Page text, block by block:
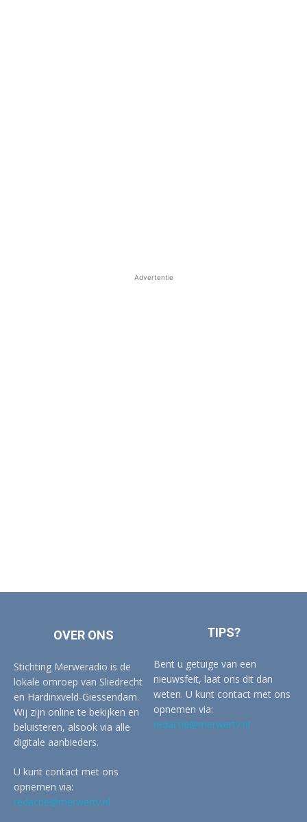
Advertentie
OVER ONS
Stichting Merweradio is de
lokale omroep van Sliedrecht
en Hardinxveld-Giessendam.
Wij zijn online te bekijken en
beluisteren, alsook via alle
digitale aanbieders.
U kunt contact met ons
opnemen via:
redactie@merwertv.nl
TIPS?
Bent u getuige van een
nieuwsfeit, laat ons dit dan
weten. U kunt contact met ons
opnemen via:
redactie@merwertv.nl